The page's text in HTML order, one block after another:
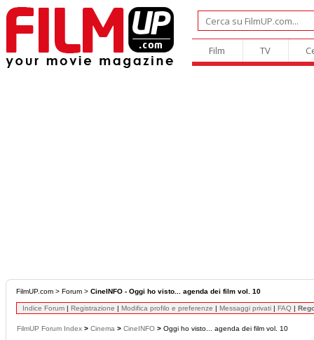
Film TV
FilmUP.com > Forum > CineINFO - Oggi ho visto... agenda dei film vol. 10
Indice Forum | Registrazione | Modifica profilo e preferenze | Messaggi privati | FAQ |
FilmUP Forum Index > Cinema > CineINFO > Oggi ho visto... agenda dei film vol. 10